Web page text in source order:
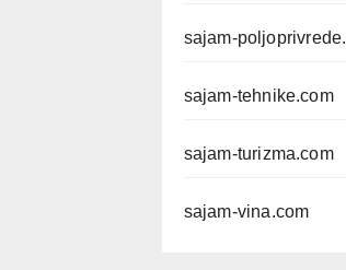
sajam-
sajam-tehnike.com
sajam-turizma.com
sajam-vina.com